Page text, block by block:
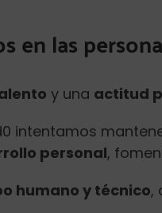
en las
y una actitud
intentamos
personal,
humano y técnico,